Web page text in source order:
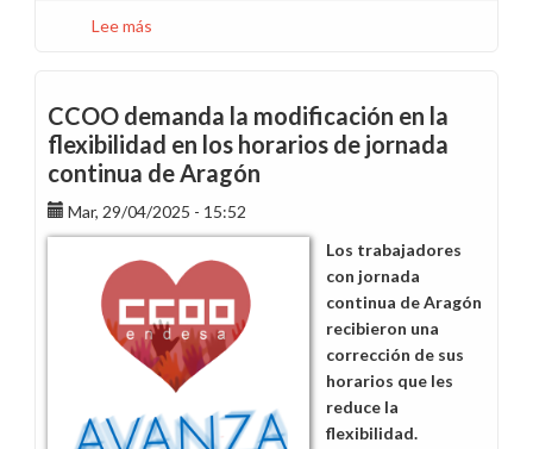
Lee más
deber
/
CCOO
gana
las
elecciones
eDistribución
y
Redes
Digitales
en
el
CCOO demanda la modificación en la
flexibilidad en los horarios de jornada
continua de Aragón
Mar, 29/04/2025 - 15:52
Los trabajadores
con jornada
continua de Aragón
recibieron una
corrección de sus
horarios que les
reduce la
flexibilidad.